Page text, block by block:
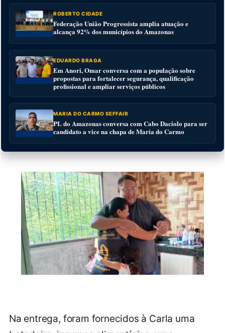
ROBERTO CIDADE
Federação União Progressista amplia atuação e
alcança 92% dos municípios do Amazonas
EDUARDO BRAGA
Em Anori, Omar conversa com a população sobre
propostas para fortalecer segurança, qualificação
profissional e ampliar serviços públicos
MARIA DO CARMO SEFFAIR
PL do Amazonas conversa com Cabo Daciolo para ser
candidato a vice na chapa de Maria do Carmo
Na entrega, foram fornecidos à Carla uma